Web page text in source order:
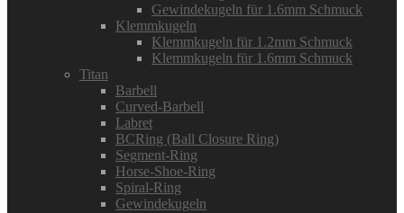
Gewindekugeln für 1.6mm Schmuck
Klemmkugeln
Klemmkugeln für 1.2mm Schmuck
Klemmkugeln für 1.6mm Schmuck
Titan
Barbell
Curved-Barbell
Labret
BCRing (Ball Closure Ring)
Segment-Ring
Horse-Shoe-Ring
Spiral-Ring
Gewindekugeln